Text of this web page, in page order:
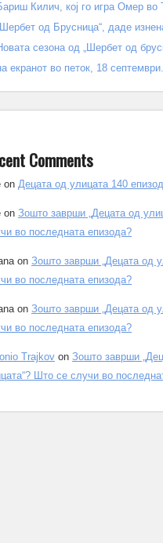
Килич, кој го игра Омер во
од Брусница“, даде
сезона од „Шербет од
екранот во петок, 18 септември.
Comments
on Децата од улицата 140
on Зошто заврши „Децата од
во последната епизода?
on Зошто заврши „Децата од
во последната епизода?
on Зошто заврши „Децата од
во последната епизода?
Trajkov on Зошто заврши
Што се случи во